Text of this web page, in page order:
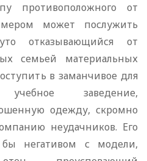
противоположного от
может послужить
отказывающийся от
семьей материальных
в заманчивое для
заведение,
одежду, скромно
неудачников. Его
негативом с модели,